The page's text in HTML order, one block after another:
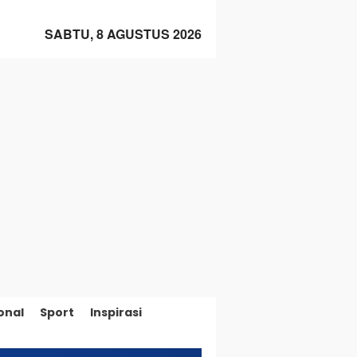
SABTU, 8 AGUSTUS 2026
Sport
Inspirasi